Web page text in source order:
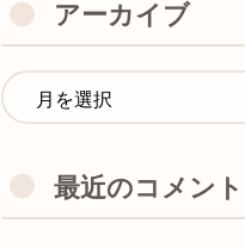
アーカイブ
最近のコメント